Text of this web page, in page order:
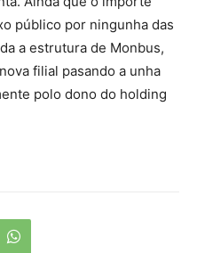
público por ningunha das
a estrutura de Monbus,
filial pasando a unha
polo dono do holding